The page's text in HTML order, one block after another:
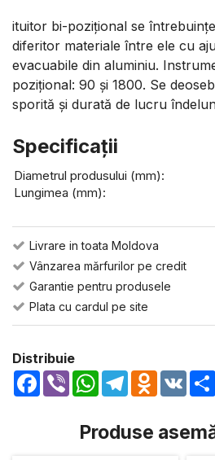
ituitor bi-pozițional se
diferitor materiale între ele cu
evacuabile din aluminiu.
pozițional: 90 și 1800. Se
sporită și durată de lucru
Specificaţii
Diametrul produsului (mm):
Lungimea (mm):
Livrare in toata Moldova
Vânzarea mărfurilor pe credit
Garantie pentru produsele
Plata cu cardul pe site
Distribuie
Facebook
Viber WhatsApp
Telegram VK
Produse